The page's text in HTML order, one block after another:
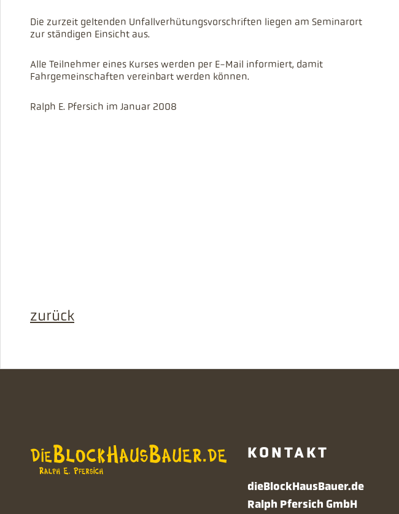
Die zurzeit geltenden Unfallverhütungsvorschriften liegen am Seminarort
zur ständigen Einsicht aus.
Alle Teilnehmer eines Kurses werden per E-Mail informiert, damit
Fahrgemeinschaften vereinbart werden können.
Ralph E. Pfersich im Januar 2008
zurück
KONTAKT
dieBlockHausBauer.de
Ralph Pfersich GmbH